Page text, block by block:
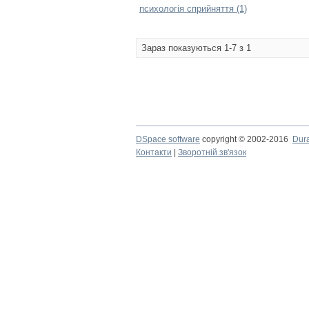
психологія сприйняття (1)
Зараз показуються 1-7 з 1
DSpace software copyright © 2002-2016
Контакти
Зворотній зв'язок